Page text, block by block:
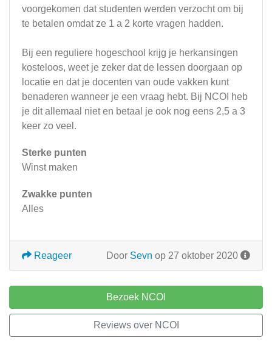
voorgekomen dat studenten werden verzocht om bij
te betalen omdat ze 1 a 2 korte vragen hadden.
Bij een reguliere hogeschool krijg je herkansingen
kosteloos, weet je zeker dat de lessen doorgaan op
locatie en dat je docenten van oude vakken kunt
benaderen wanneer je een vraag hebt. Bij NCOI heb
je dit allemaal niet en betaal je ook nog eens 2,5 a 3
keer zo veel.
Sterke punten
Winst maken
Zwakke punten
Alles
Door Sevn op 27 oktober 2020
Reageer
Bezoek NCOI
Reviews over NCOI